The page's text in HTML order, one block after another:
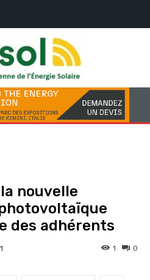
la nouvelle
des adhérents
0
1